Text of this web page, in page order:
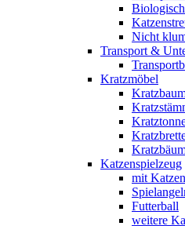
Nicht
Transport &
Kratzmöbel
Katzenspielzeug
mit
Futterball
weitere